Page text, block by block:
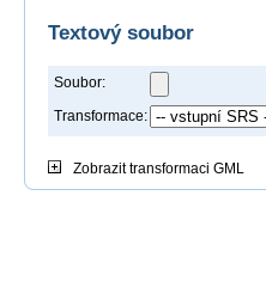
Textový soubor
Soubor:
Transformace:
Zobrazittransformaci GML